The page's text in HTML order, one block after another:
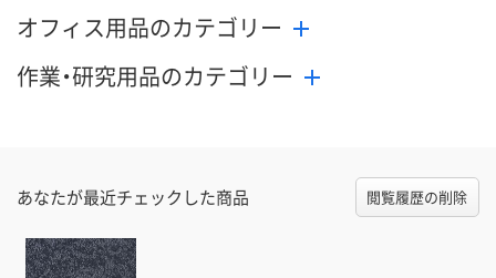
オフィス用品のカテゴリー
作業・研究用品のカテゴリー
あなたが最近チェックした商品 閲覧履歴の削除